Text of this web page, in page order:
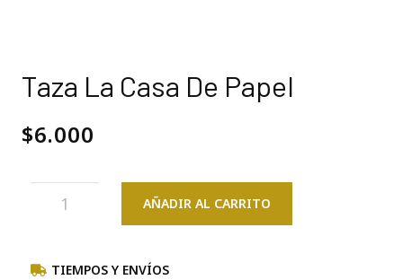
Taza La Casa De Papel
$6.000
AÑADIR AL CARRITO
TIEMPOS Y ENVÍOS